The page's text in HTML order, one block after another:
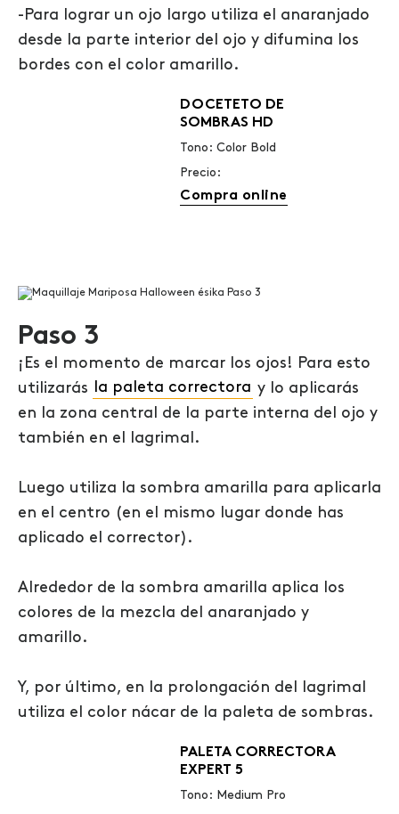
-Para lograr un ojo largo utiliza el anaranjado
desde la parte interior del ojo y difumina los
bordes con el color amarillo.
DOCETETO DE
SOMBRAS HD
Tono: Color Bold
Precio:
Compra online
Paso 3
¡Es el momento de marcar los ojos! Para esto
utilizarás la paleta correctora y lo aplicarás
en la zona central de la parte interna del ojo y
también en el lagrimal.
Luego utiliza la sombra amarilla para aplicarla
en el centro (en el mismo lugar donde has
aplicado el corrector).
Alrededor de la sombra amarilla aplica los
colores de la mezcla del anaranjado y
amarillo.
Y, por último, en la prolongación del lagrimal
utiliza el color nácar de la paleta de sombras.
PALETA CORRECTORA
EXPERT 5
Tono: Medium Pro